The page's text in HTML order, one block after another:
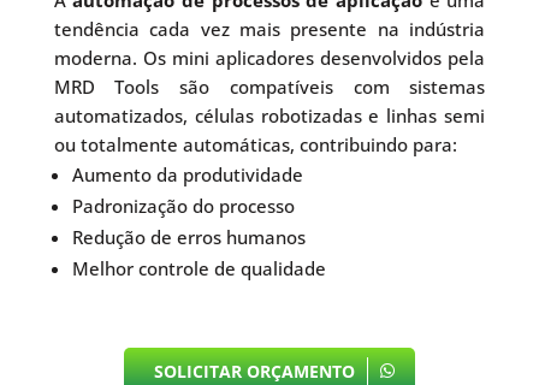
tendência cada vez mais presente na indústria
moderna. Os mini aplicadores desenvolvidos pela
MRD Tools são compatíveis com sistemas
automatizados, células robotizadas e linhas semi
ou totalmente automáticas, contribuindo para:
Aumento da produtividade
Padronização do processo
Redução de erros humanos
Melhor controle de qualidade
SOLICITAR ORÇAMENTO